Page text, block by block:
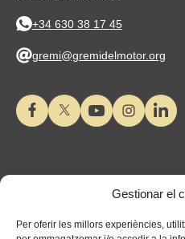
Gestionar el
Per oferir les millors experiències,
+34 630 38 17 45
gremi@gremidelmotor.org